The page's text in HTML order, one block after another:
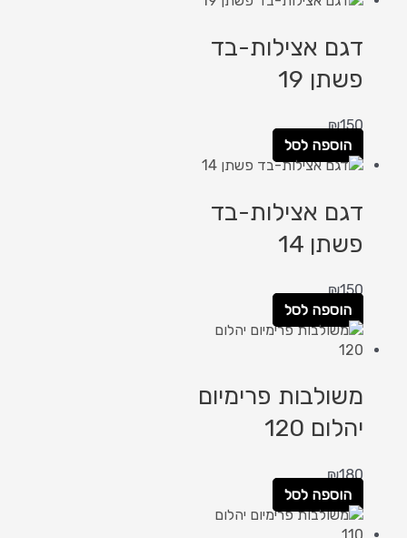
דגם אצילות-בד
פשתן 19
₪150
הוספה לסל
דגם אצילות-בד
פשתן 14
₪150
הוספה לסל
משולבות פרימיום
יהלום 120
₪180
הוספה לסל